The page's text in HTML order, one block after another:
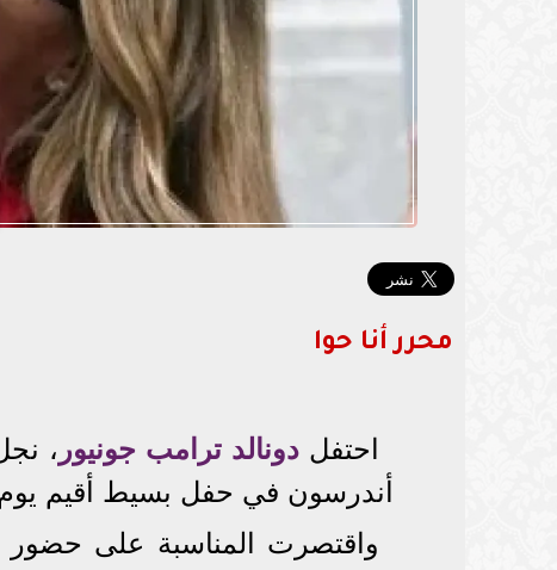
محرر أنا حوا
احتفل دونالد ترامب جونيور ،
أندرسون في حفل بسيط أقيم